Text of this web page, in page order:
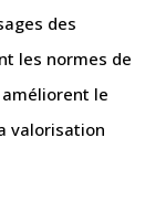
des
les normes de
améliorent le
valorisation